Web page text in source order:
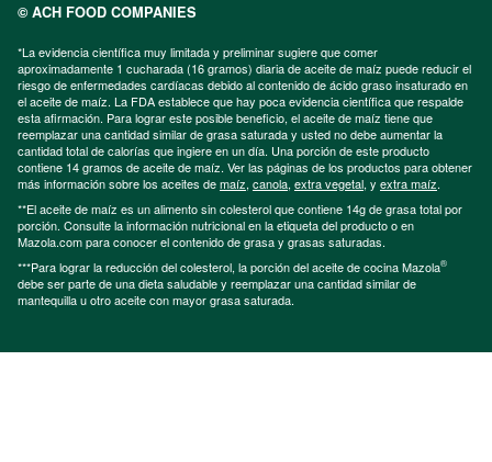
© ACH FOOD COMPANIES
*La evidencia científica muy limitada y preliminar sugiere que comer
aproximadamente 1 cucharada (16 gramos) diaria de aceite de maíz puede reducir el
riesgo de enfermedades cardíacas debido al contenido de ácido graso insaturado en
el aceite de maíz. La FDA establece que hay poca evidencia científica que respalde
esta afirmación. Para lograr este posible beneficio, el aceite de maíz tiene que
reemplazar una cantidad similar de grasa saturada y usted no debe aumentar la
cantidad total de calorías que ingiere en un día. Una porción de este producto
contiene 14 gramos de aceite de maíz. Ver las páginas de los productos para obtener
más información sobre los aceites demaíz, canola, extra vegetal, y extra maíz.
**El aceite de maíz es un alimento sin colesterol que contiene 14g de grasa total por
porción. Consulte la información nutricional en la etiqueta del producto o en
Mazola.com para conocer el contenido de grasa y grasas saturadas.
***Para lograr la reducción del colesterol, la porción del aceite de cocina Mazola®
debe ser parte de una dieta saludable y reemplazar una cantidad similar de
mantequilla u otro aceite con mayor grasa saturada.